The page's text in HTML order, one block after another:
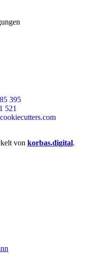
395
521
von korbas.digital.